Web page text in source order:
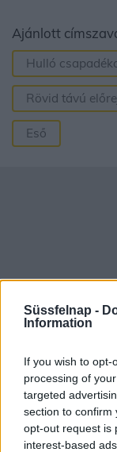
Süssfelnap -
Information
If you wish to
processing of
targeted
section to confirm
opt-out request is
interest-based
Ajánlott
Hulló
Rövid távú
Eső
Aktuális